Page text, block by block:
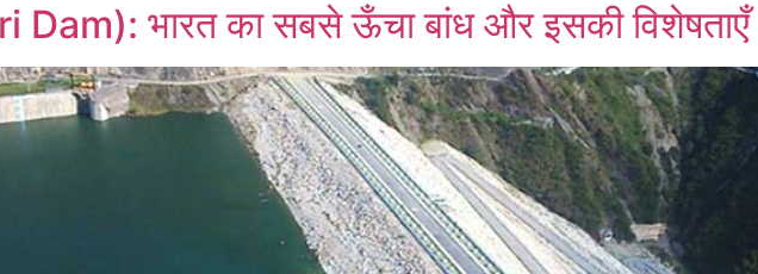
Dam): भारत का सबसे ऊँचा बांध और इसकी विशेषताएँ